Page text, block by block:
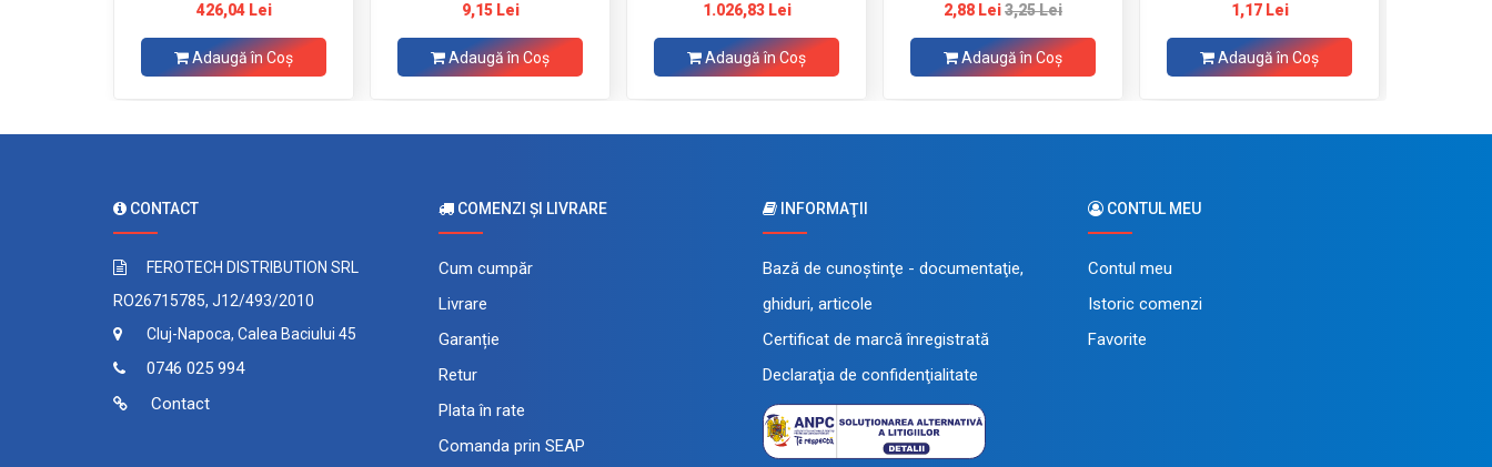
426,04 Lei
Adaugă în Coş
9,15 Lei
Adaugă în Coş
1.026,83 Lei
Adaugă în Coş
2,88 Lei3,25 Lei
Adaugă în Coş
1,17 Lei
Adaugă în Coş
CONTACT
FEROTECH DISTRIBUTION SRL
RO26715785, J12/493/2010
Cluj-Napoca, Calea Baciului 45
0746 025 994
Contact
COMENZI ŞI LIVRARE
Cum cumpăr
Livrare
Garanție
Retur
Plata în rate
Comanda prin SEAP
INFORMAŢII
Bază de cunoştinţe - documentaţie,
ghiduri, articole
Certificat de marcă înregistrată
Declaraţia de confidenţialitate
CONTUL MEU
Contul meu
Istoric comenzi
Favorite